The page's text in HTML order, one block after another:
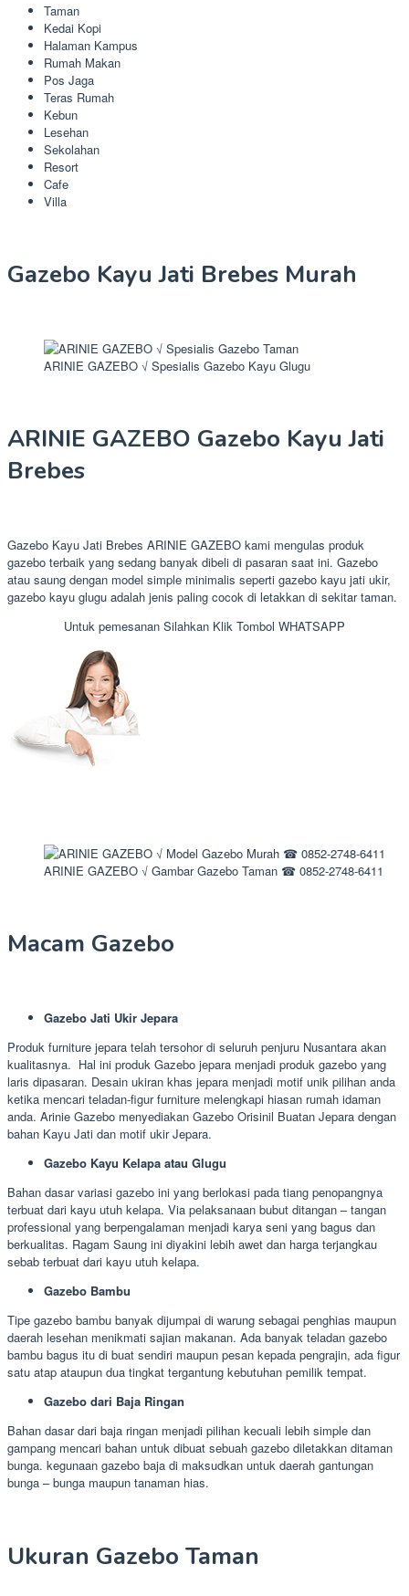
Taman
Kedai Kopi
Halaman Kampus
Rumah Makan
Pos Jaga
Teras Rumah
Kebun
Lesehan
Sekolahan
Resort
Cafe
Villa
Gazebo Kayu Jati Brebes Murah
ARINIE GAZEBO √ Spesialis Gazebo Kayu Glugu
ARINIE GAZEBO Gazebo Kayu Jati
Brebes
Gazebo Kayu Jati Brebes ARINIE GAZEBO kami mengulas produk
gazebo terbaik yang sedang banyak dibeli di pasaran saat ini. Gazebo
atau saung dengan model simple minimalis seperti gazebo kayu jati ukir,
gazebo kayu glugu adalah jenis paling cocok di letakkan di sekitar taman.
Untuk pemesanan Silahkan Klik Tombol WHATSAPP
ARINIE GAZEBO √ Gambar Gazebo Taman ☎ 0852-2748-6411
Macam Gazebo
Gazebo Jati Ukir Jepara
Produk furniture jepara telah tersohor di seluruh penjuru Nusantara akan
kualitasnya. Hal ini produk Gazebo jepara menjadi produk gazebo yang
laris dipasaran. Desain ukiran khas jepara menjadi motif unik pilihan anda
ketika mencari teladan-figur furniture melengkapi hiasan rumah idaman
anda. Arinie Gazebo menyediakan Gazebo Orisinil Buatan Jepara dengan
bahan Kayu Jati dan motif ukir Jepara.
Gazebo Kayu Kelapa atau Glugu
Bahan dasar variasi gazebo ini yang berlokasi pada tiang penopangnya
terbuat dari kayu utuh kelapa. Via pelaksanaan bubut ditangan – tangan
professional yang berpengalaman menjadi karya seni yang bagus dan
berkualitas. Ragam Saung ini diyakini lebih awet dan harga terjangkau
sebab terbuat dari kayu utuh kelapa.
Gazebo Bambu
Tipe gazebo bambu banyak dijumpai di warung sebagai penghias maupun
daerah lesehan menikmati sajian makanan. Ada banyak teladan gazebo
bambu bagus itu di buat sendiri maupun pesan kepada pengrajin, ada figur
satu atap ataupun dua tingkat tergantung kebutuhan pemilik tempat.
Gazebo dari Baja Ringan
Bahan dasar dari baja ringan menjadi pilihan kecuali lebih simple dan
gampang mencari bahan untuk dibuat sebuah gazebo diletakkan ditaman
bunga. kegunaan gazebo baja di maksudkan untuk daerah gantungan
bunga – bunga maupun tanaman hias.
Ukuran Gazebo Taman